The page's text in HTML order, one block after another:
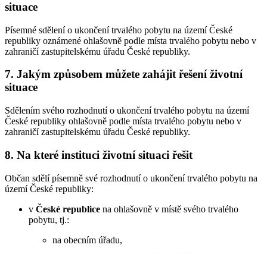
situace
Písemné sdělení o ukončení trvalého pobytu na území České
republiky oznámené ohlašovně podle místa trvalého pobytu nebo v
zahraničí zastupitelskému úřadu České republiky.
7. Jakým způsobem můžete zahájit řešení životní
situace
Sdělením svého rozhodnutí o ukončení trvalého pobytu na území
České republiky ohlašovně podle místa trvalého pobytu nebo v
zahraničí zastupitelskému úřadu České republiky.
8. Na které instituci životní situaci řešit
Občan sdělí písemně své rozhodnutí o ukončení trvalého pobytu na
území České republiky:
v České republice na ohlašovně v místě svého trvalého
pobytu, tj.:
na obecním úřadu,